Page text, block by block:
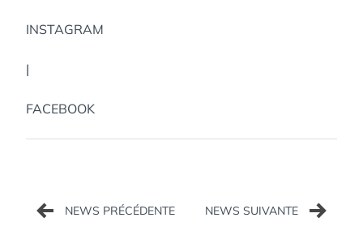
INSTAGRAM
|
FACEBOOK
Navigation
de